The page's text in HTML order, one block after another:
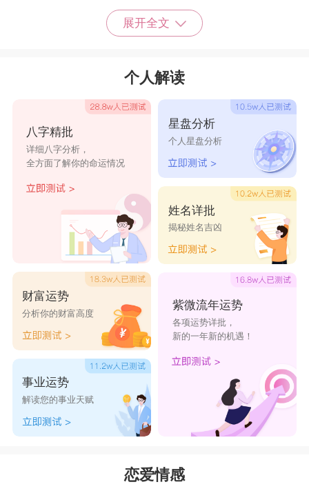
3.丙壬相冲：就是水火不相容，情绪容易大起大落，
4.丁癸相冲：主要影响家庭和感情，比如情侣吵架、
夫妻闹别扭，或者计划好的事（比如买房、旅行）中途突
然变卦。
为啥老辈人这么怕
1.怕生活出变故：挑日子办大事（结婚、搬家、开
工）时遇到四冲，容易出意外，比如婚礼当天出岔子、搬
家遇大雨、开工就停工。
2.怕关系处不长久：合婚或找合伙人时遇四冲，大概
率性格不合，小事吵不停，大事谈不拢，最后多半不欢而
散。
3.怕身体出状况：四冲对应的五行相克，会影响相关
的身体部位，比如甲庚冲容易伤头，丙壬冲容易心慌、失
眠，长辈们觉得提前避开总没错。
展开全文
个人解读
八字精批
详细八字分析，
全方面了解你的命运情况
财富运势
分析你的财富高度
事业运势
解读您的事业天赋
星盘分析
个人星盘分析
姓名详批
揭秘姓名吉凶
紫微流年运势
各项运势详批，
新的一年新的机遇！
恋爱情感